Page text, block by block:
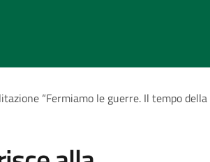
“Fermiamo le guerre. Il tempo della